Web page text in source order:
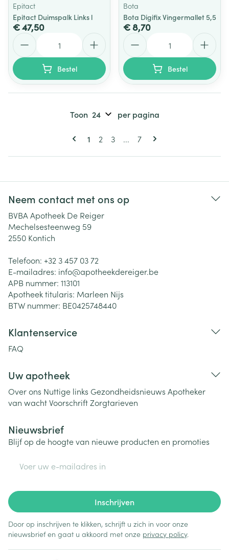
Epitact
Epitact Duimspalk Links l
€ 47,50
Bestel
Bota
Bota Digifix Vingermallet 5,5
€ 8,70
Bestel
Pagina's
U lees momenteel pagina
1 Pagina
2 Pagina
3 ... Pagina
7
Toon per pagina
Neem contact met ons op
BVBA Apotheek De Reiger
Mechelsesteenweg 59
2550 Kontich
Telefoon: +32 3 457 03 72
E-mailadres: info@apotheekdereiger.be
APB nummer: 113101
Apotheek titularis: Marleen Nijs
BTW nummer: BE0425748440
Klantenservice
FAQ
Uw apotheek
Over ons Nuttige links Gezondheidsnieuws Apotheker
van wachtVoorschriftZorgtarieven
Nieuwsbrief
Blijf op de hoogte van nieuwe producten en promoties
Inschrijven
Door op inschrijven te klikken, schrijft u zich in voor onze
nieuwsbrief en gaat u akkoord met onze privacy policy.